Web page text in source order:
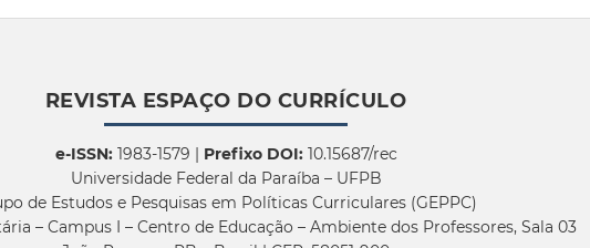
REVISTA ESPAÇO DO CURRÍCULO
e-ISSN:1983-1579 | Prefixo DOI:10.15687/rec
Universidade Federal da Paraíba – UFPB
de Estudos e Pesquisas em Políticas Curriculares (GEPPC)
– Campus I – Centro de Educação – Ambiente dos Professores, Sala 03